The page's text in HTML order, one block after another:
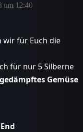
um 12:40
wir für Euch die
für nur 5 Silberne
Gemüse